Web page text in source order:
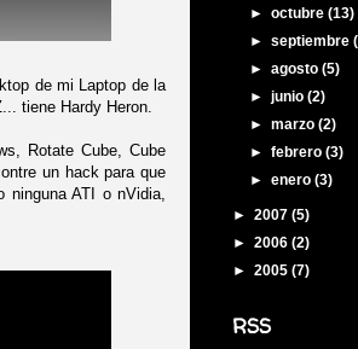
de mi Laptop de la
tiene Hardy Heron.
Rotate Cube, Cube
un hack para que
ninguna ATI o nVidia,
►octubre(13)
►septiembre
►agosto(5)
►junio(2)
►marzo(2)
►febrero(3)
►enero(3)
► 2007 (5)
► 2006 (2)
► 2005 (7)
RSS